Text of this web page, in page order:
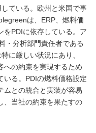
ている。欧州と米国で事
は、ERP、燃料価
をPDIに依存している。ア
・分析部門責任者である
に厳しい状況にあり、
への約束を実現するため
いる。PDIの燃料価格設定
ムとの統合と実装が容易
、当社の約束を果たすの